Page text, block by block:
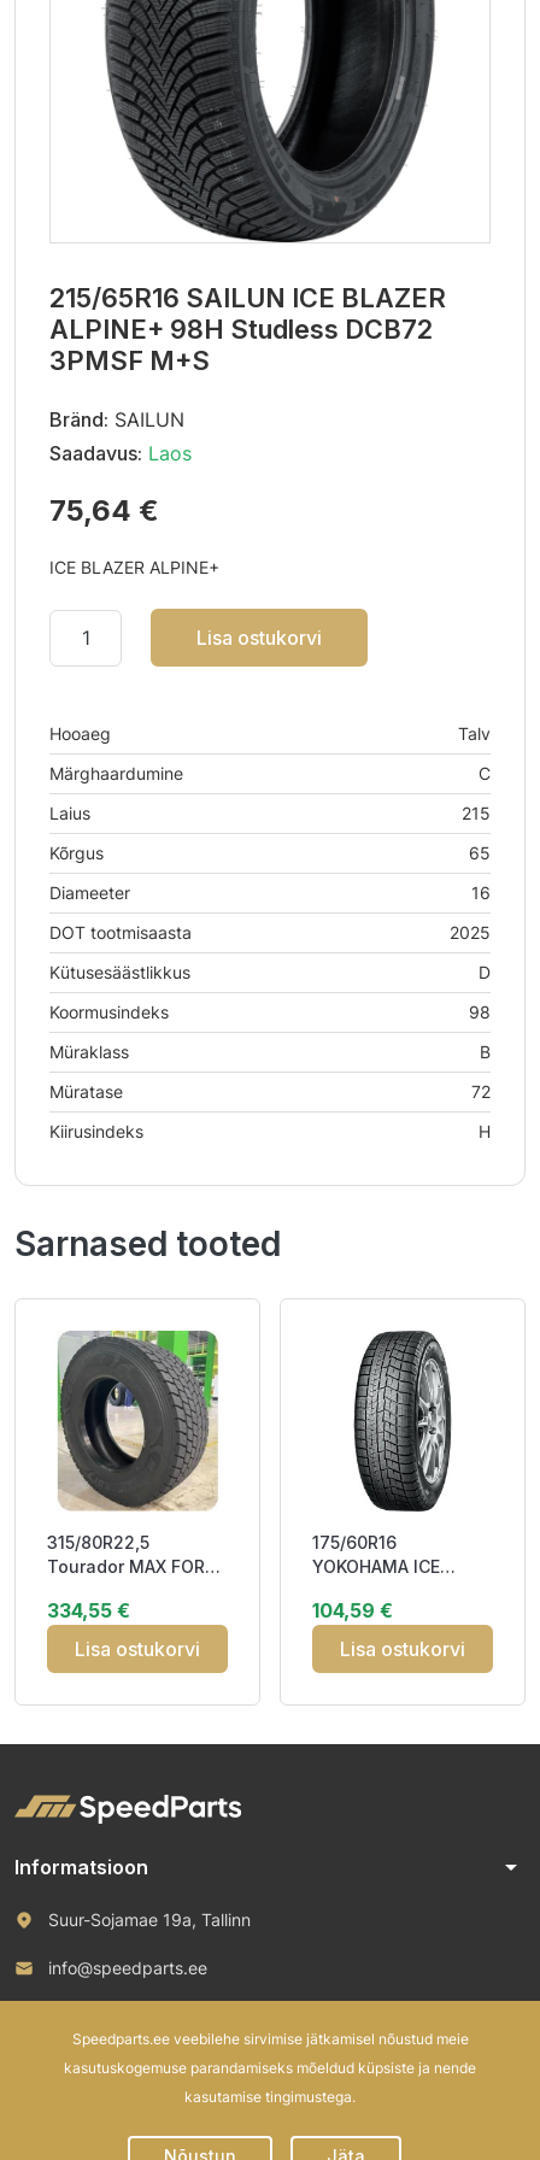
215/65R16 SAILUN ICE BLAZER
ALPINE+ 98H Studless DCB72
3PMSF M+S
Bränd: SAILUN
Saadavus: Laos
75,64 €
ICE BLAZER ALPINE+
Lisa ostukorvi
Hooaeg
Talv
Märghaardumine
C
Laius
215
Kõrgus
65
Diameeter
16
DOT tootmisaasta
2025
Kütusesäästlikkus
D
Koormusindeks
98
Müraklass
B
Müratase
72
Kiirusindeks
H
Sarnased tooted
315/80R22,5
Tourador MAX FORCE
(154/150M) M+S
3PMSF
334,55 €
Lisa ostukorvi
175/60R16
YOKOHAMA ICE
Friction DEB71 3PMSF
M+S
104,59 €
Lisa ostukorvi
Informatsioon arrow_drop_down
Suur-Sojamae 19a, Tallinn
info@speedparts.ee
Speedparts.ee veebilehe sirvimise jätkamisel nõustud meie
kasutuskogemuse parandamiseks mõeldud küpsiste ja nende
kasutamise tingimustega.
Nõustun Jäta